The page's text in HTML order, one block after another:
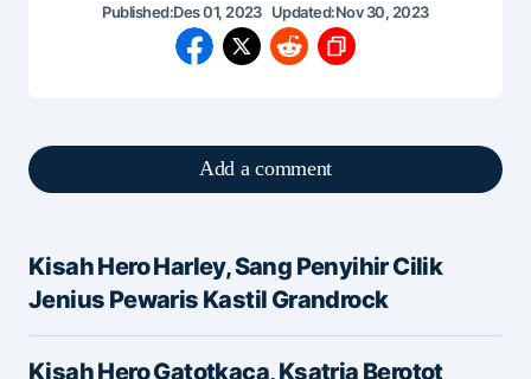
Published:Des 01, 2023 Updated:Nov 30, 2023
Add a comment
Alamat email Anda tidak akan dipublikasikan.
Ruas yang wajib ditandai*
Kisah Hero Harley, Sang Penyihir Cilik
Jenius Pewaris Kastil Grandrock
Kisah Hero Gatotkaca, Ksatria Berotot